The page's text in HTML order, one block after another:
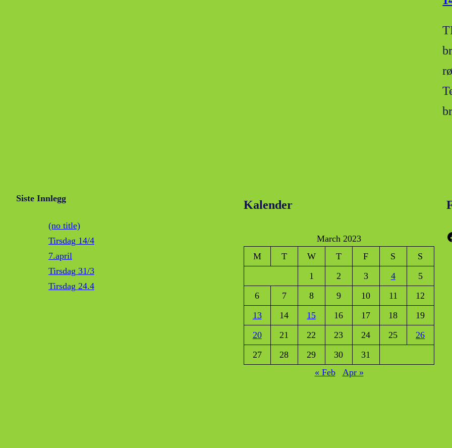
Siste Innlegg
(no title)
Tirsdag 14/4
7.april
Tirsdag 31/3
Tirsdag 24.4
Kalender
March 2023
M
T W T F S
S
1
2 3 4
5
6
7 8 9 10 11
12
13
14 15 16 17 18
19
20
21 22 23 24 25
26
27
28 29 30
31
« Feb
Apr »
Facebook